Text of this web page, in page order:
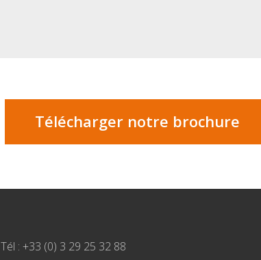
Télécharger notre brochure
Tél : +33 (0) 3 29 25 32 88